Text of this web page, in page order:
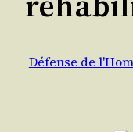
Défense de